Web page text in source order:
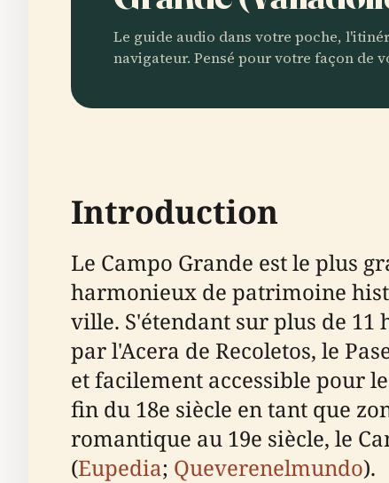
Le guide audio dans votre poche,
navigateur. Pensé pour votre façon de
Introduction
Le Campo Grande est le plus
harmonieux de patrimoine
ville. S'étendant sur plus de
par l'Acera de Recoletos, le
et facilement accessible pour
fin du 18e siècle en tant que
romantique au 19e siècle, le
(Eupedia; Queverenelmundo).